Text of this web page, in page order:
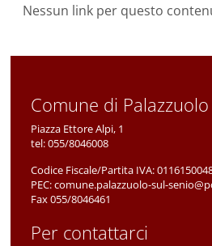
Nessun link per questo
Comune di
Piazza Ettore Alpi, 1
tel:055/8046008
Codice Fiscale/Partita IVA:
PEC:comune.palazzuolo-sul-
Fax 055/8046461
Per contattarci